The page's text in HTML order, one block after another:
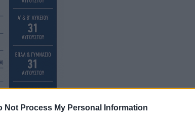
Not Process My Personal Information